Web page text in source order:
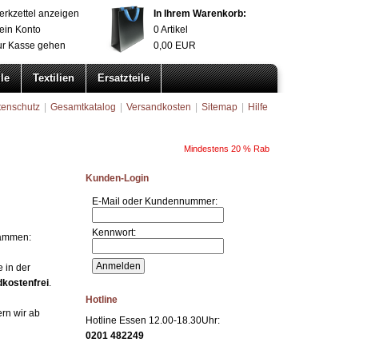
anzeigen
Konto
Kasse gehen
In Ihrem Warenkorb:
0Artikel
0,00 EUR
Textilien Ersatzteile
Gesamtkatalog Versandkosten Sitemap Hilfe
in der
.
wir ab
Kunden-Login
E-Mail oder Kundennummer:
Kennwort:
Hotline
Hotline Essen 12.00-18.30Uhr:
0201 482249